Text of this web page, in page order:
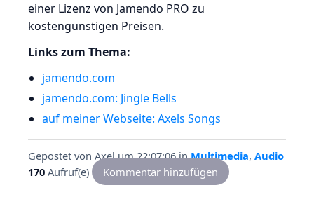
einer Lizenz von Jamendo PRO zu
kostengünstigen Preisen.
Links zum Thema:
jamendo.com
jamendo.com: Jingle Bells
auf meiner Webseite: Axels Songs
Gepostet von Axelum 22:07:06inMultimedia, Audio
170 Aufruf(e) Kommentar hinzufügen